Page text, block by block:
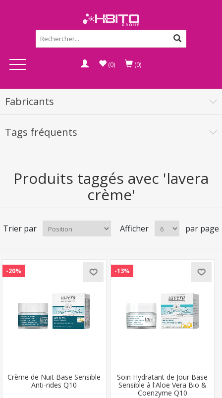
(0) (0)
Fabricants
Tags fréquents
Produits taggés avec 'lavera
crème'
Trier par Afficher par page
-20%
Crème de Nuit Base Sensible
Anti-rides Q10
-13%
Soin Hydratant de Jour Base
Sensible à l'Aloe Vera Bio &
Coenzyme Q10